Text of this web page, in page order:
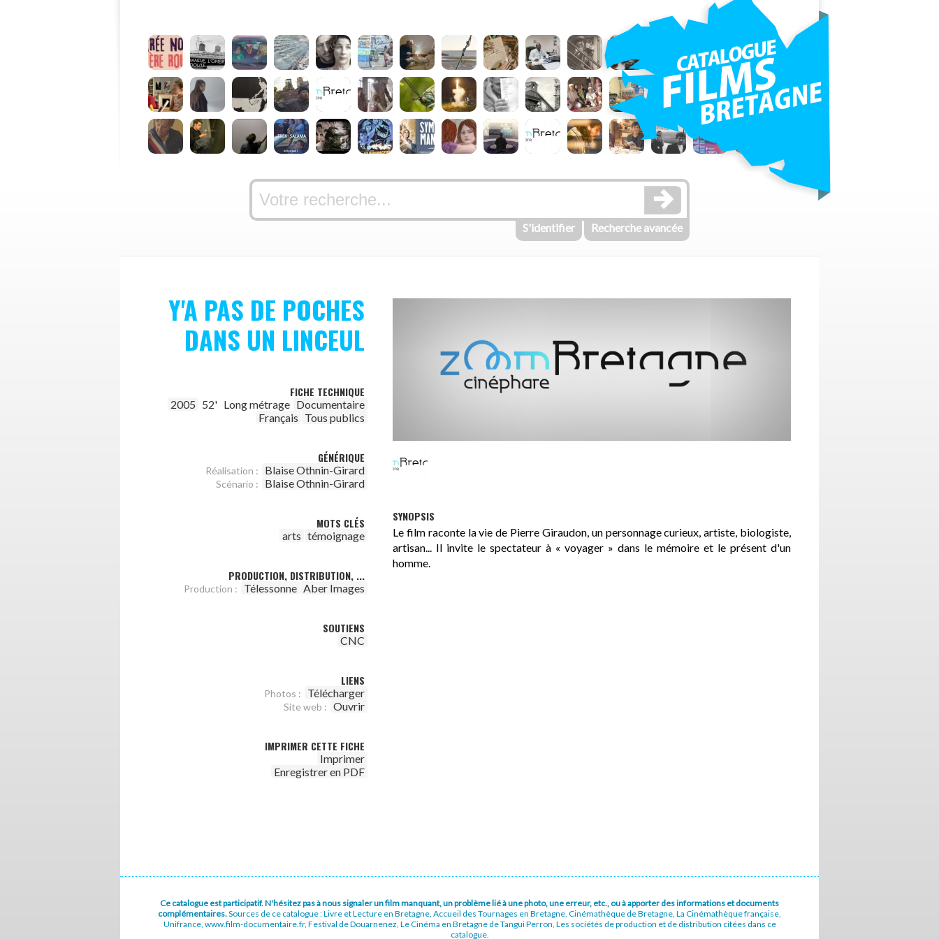
S'identifier Recherche avancée
Y'A PAS DE POCHES
DANS UN LINCEUL
FICHE TECHNIQUE
2005 52' Long métrage Documentaire
Français Tous publics
GÉNÉRIQUE
Réalisation : Blaise Othnin-Girard
Scénario : Blaise Othnin-Girard
MOTS CLÉS
arts témoignage
PRODUCTION, DISTRIBUTION, ...
Production : Télessonne Aber Images
SOUTIENS
CNC
LIENS
Photos : Télécharger
Site web : Ouvrir
IMPRIMER CETTE FICHE
Imprimer
Enregistrer en PDF
SYNOPSIS
Le film raconte la vie de Pierre Giraudon, un personnage curieux, artiste, biologiste,
artisan... Il invite le spectateur à « voyager » dans le mémoire et le présent d'un
homme.
Ce catalogue est participatif. N'hésitez pas à nous signaler un film manquant, un problème lié à une photo, une erreur, etc., ou à apporter des informations et documents
complémentaires.Sources de ce catalogue : Livre et Lecture en Bretagne, Accueil des Tournages en Bretagne, Cinémathèque de Bretagne, La Cinémathèque française,
Unifrance, www.film-documentaire.fr, Festival de Douarnenez, Le Cinéma en Bretagne de Tangui Perron, Les sociétés de production et de distribution citées dans ce
catalogue.